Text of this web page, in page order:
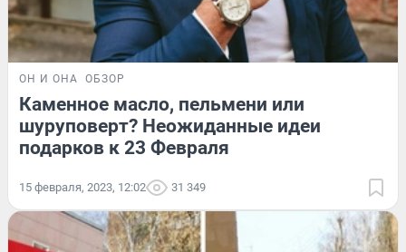
ОН И ОНА ОБЗОР
Каменное масло, пельмени или
шуруповерт? Неожиданные идеи
подарков к 23 Февраля
15 февраля, 2023, 12:02 31 349